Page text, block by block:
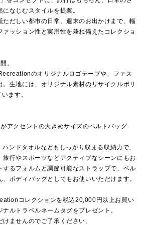
なじむスタイルを提案。
ただしい都市の日常、週末のお出かけまで、幅
ァッション性と実用性を兼ね備えたコレクショ
。
のオリジナルロゴテープや、ファス
生地には、オリジナル素材のリサイクルポリ
ます。
アクセントの大きめサイズのベルトバッグ
ンドタオルなどもしっかり収まる収納力で、
行やスポーツなどアクティブなシーンにもお
するフォルムと調節可能なストラップで、ベル
、ボディバッグとしてもお使いいただけます。
コレクションを税込20,000円以上お買い
ルトラベルネームタグをプレゼント。
ませんのでご了承ください。